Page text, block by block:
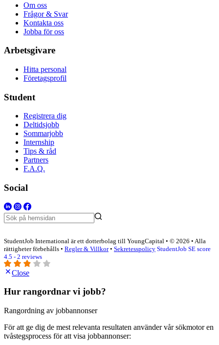
Om oss
Frågor & Svar
Kontakta oss
Jobba för oss
Arbetsgivare
Hitta personal
Företagsprofil
Student
Registrera dig
Deltidsjobb
Sommarjobb
Internship
Tips & råd
Partners
F.A.Q.
Social
StudentJob International är ett dotterbolag till YoungCapital • © 2026 • Alla
rättigheter förbehålls • Regler & Villkor• Sekretesspolicy StudentJob SE score
4.5 - 2 reviews
Close
Hur rangordnar vi jobb?
Rangordning av jobbannonser
För att ge dig de mest relevanta resultaten använder vår sökmotor en
tvåstegsprocess för att visa jobbannonser: